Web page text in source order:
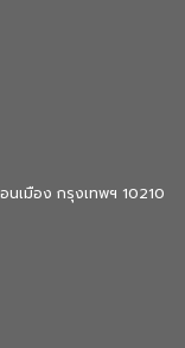
เมือง กรุงเทพฯ 10210